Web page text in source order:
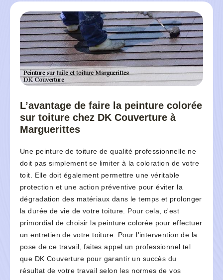
L’avantage de faire la peinture colorée
sur toiture chez DK Couverture à
Marguerittes
Une peinture de toiture de qualité professionnelle ne
doit pas simplement se limiter à la coloration de votre
toit. Elle doit également permettre une véritable
protection et une action préventive pour éviter la
dégradation des matériaux dans le temps et prolonger
la durée de vie de votre toiture. Pour cela, c'est
primordial de choisir la peinture colorée pour effectuer
un entretien de votre toiture. Pour l'intervention de la
pose de ce travail, faites appel un professionnel tel
que DK Couverture pour garantir un succès du
résultat de votre travail selon les normes de vos